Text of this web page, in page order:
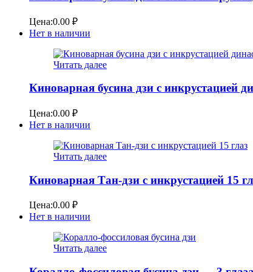
Цена:0.00 ₽
Нет в наличии
Читать далее
Киноварная бусина дзи с инкрустацией
Цена:0.00 ₽
Нет в наличии
Читать далее
Киноварная Тан-дзи с инкрустацией 15
Цена:0.00 ₽
Нет в наличии
Читать далее